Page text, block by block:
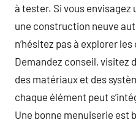
à tester. Si vous envisagez
une construction neuve
n’hésitez pas à explorer
Demandez conseil, visitez
des matériaux et des
chaque élément peut
Une bonne menuiserie est